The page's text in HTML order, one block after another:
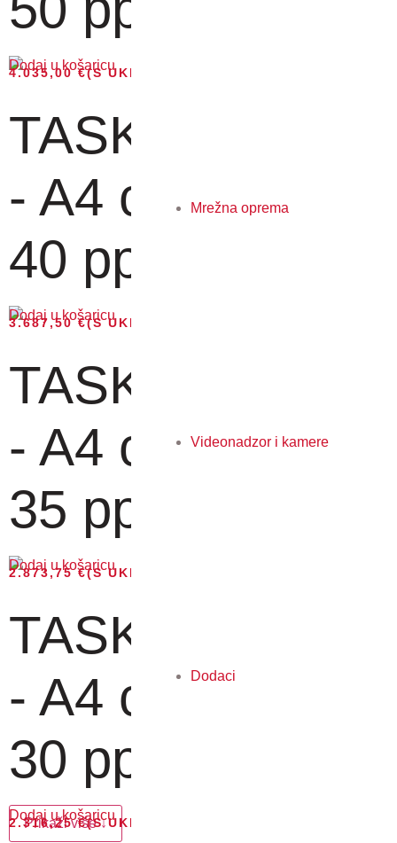
Mrežna oprema
Videonadzor i kamere
Dodaci
4.035,00€(S UKLJUČENIM PDV-OM)
Dodaj u košaricu
TASKalfa 408ci
- A4 color MFP,
40 pp...
3.687,50€(S UKLJUČENIM PDV-OM)
Dodaj u košaricu
TASKalfa 358ci
- A4 color MFP,
35 pp...
2.873,75€(S UKLJUČENIM PDV-OM)
Dodaj u košaricu
TASKalfa 308ci
- A4 color MFP,
30 pp...
2.316,25€(S UKLJUČENIM PDV-OM)
Dodaj u košaricu
Prikaži više ↓